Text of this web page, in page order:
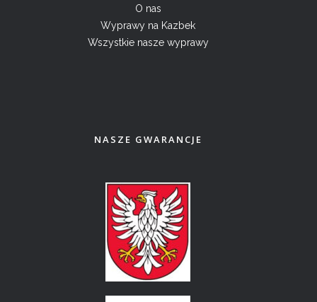
O nas
Wyprawy na Kazbek
Wszystkie nasze wyprawy
NASZE GWARANCJE